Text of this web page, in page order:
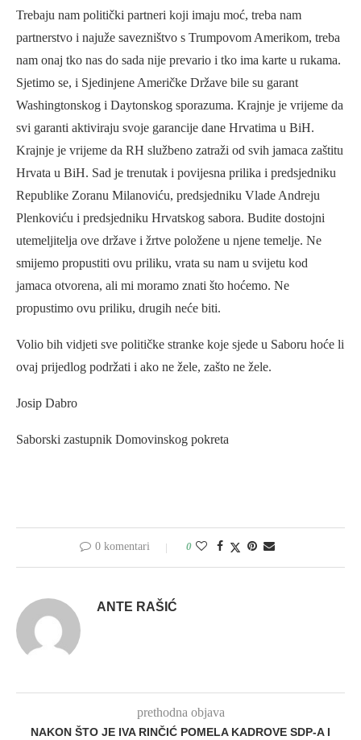
Trebaju nam politički partneri koji imaju moć, treba nam
partnerstvo i najuže savezništvo s Trumpovom Amerikom, treba
nam onaj tko nas do sada nije prevario i tko ima karte u rukama.
Sjetimo se, i Sjedinjene Američke Države bile su garant
Washingtonskog i Daytonskog sporazuma. Krajnje je vrijeme da
svi garanti aktiviraju svoje garancije dane Hrvatima u BiH.
Krajnje je vrijeme da RH službeno zatraži od svih jamaca zaštitu
Hrvata u BiH. Sad je trenutak i povijesna prilika i predsjedniku
Republike Zoranu Milanoviću, predsjedniku Vlade Andreju
Plenkoviću i predsjedniku Hrvatskog sabora. Budite dostojni
utemeljitelja ove države i žrtve položene u njene temelje. Ne
smijemo propustiti ovu priliku, vrata su nam u svijetu kod
jamaca otvorena, ali mi moramo znati što hoćemo. Ne
propustimo ovu priliku, drugih neće biti.
Volio bih vidjeti sve političke stranke koje sjede u Saboru hoće li
ovaj prijedlog podržati i ako ne žele, zašto ne žele.
Josip Dabro
Saborski zastupnik Domovinskog pokreta
0 komentari 0
ANTE RAŠIĆ
prethodna objava
NAKON ŠTO JE IVA RINČIĆ POMELA KADROVE SDP-A I